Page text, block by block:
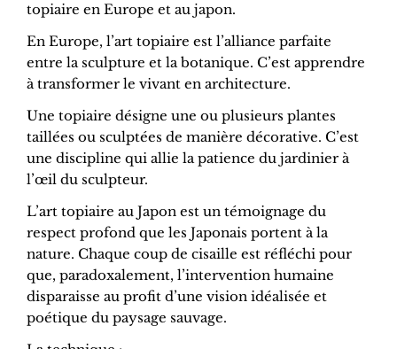
topiaire en Europe et au japon.
En Europe, l’art topiaire est l’alliance parfaite
entre la sculpture et la botanique. C’est apprendre
à transformer le vivant en architecture.
Une topiaire désigne une ou plusieurs plantes
taillées ou sculptées de manière décorative. C’est
une discipline qui allie la patience du jardinier à
l’œil du sculpteur.
L’art topiaire au Japon est un témoignage du
respect profond que les Japonais portent à la
nature. Chaque coup de cisaille est réfléchi pour
que, paradoxalement, l’intervention humaine
disparaisse au profit d’une vision idéalisée et
poétique du paysage sauvage.